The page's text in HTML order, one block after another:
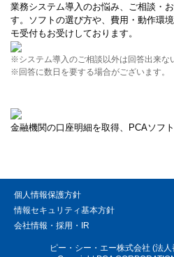
業務システム導入のお悩み、ご相談・
す。ソフトの選び方や、費用・動作環
モ受付もお受けしております。
※システム導入のご相談以外は回答出来な
※回答に数日を要する場合がございます。
金融機関の口座明細を取得、PCAソフ
個人情報保護方針
情報セキュリティ基本方針
会社情報・採用・IR
ピー・シー・エー株式会社 (法